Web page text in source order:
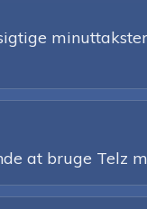
at bruge Telz